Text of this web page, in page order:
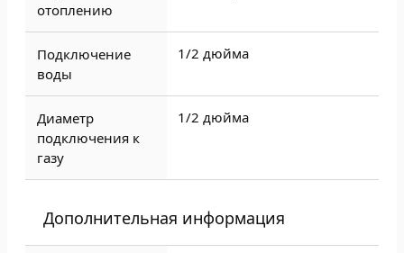
отоплению
Подключение
воды
1/2 дюйма
Диаметр
подключения к
газу
1/2 дюйма
Дополнительная информация